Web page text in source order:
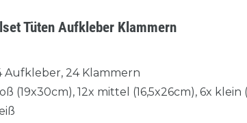
Tüten Aufkleber Klammern
Aufkleber, 24 Klammern
(19x30cm), 12x mittel (16,5x26cm), 6x klein